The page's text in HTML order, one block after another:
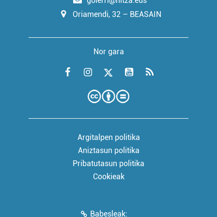
Oriamendi, 32 – BEASAIN
Nor gara
Argitalpen politika
Aniztasun politika
Pribatutasun politika
Cookieak
Babesleak: